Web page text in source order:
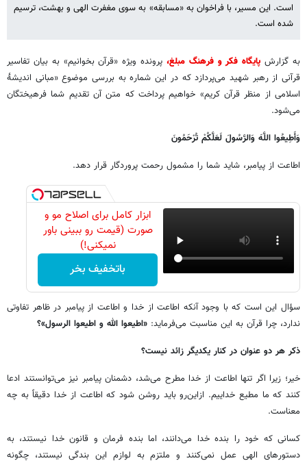
است. این مسیر، با فراخوان به «مسابقه» به سوی مغفرت الهی و بهشت، ترسیم
شده است.
به گزارش پایگاه فکر و فرهنگ مبلغ، پرونده ویژه «قرآن بخوانیم» به بیان تفاسیر
قرآنی از رهبر شهید می‌پردازد که در این شماره به بررسی موضوع «مبانی اندیشهٔ
اسلامی از منظر قرآن کریم» خواهیم پرداخت که متن آن تقدیم شما فرهیختگان
می‌شود.
وَأَطِیعُوا اللَّهَ وَالرَّسُولَ لَعَلَّکُمْ تُرْحَمُونَ
اطاعت از پیامبر، شاید شما را مشمول رحمت پروردگار قرار دهد.
ابزار کامل برای اصلاح مو و
صورت (قیمت رو ببینی باور
نمیکنی!)
باتخفیف بخر
سؤال این است که با وجود آنکه اطاعت از خدا و اطاعت از پیامبر در ظاهر تفاوتی
ندارد، چرا قرآن به این مناسبت می‌فرماید: «اطیعوا الله و اطیعوا الرسول»؟
ذکر هر دو عنوان در کنار یکدیگر زائد نیست؟
خیر؛ زیرا اگر تنها اطاعت از خدا مطرح می‌شد، دشمنان پیامبر نیز می‌توانستند ادعا
کنند که ما مطیع خداییم. ازاین‌رو باید روشن شود که اطاعت از خدا دقیقاً به چه
معناست.
کسانی که خود را بنده خدا می‌دانند، اما بنده فرمان و قانون خدا نیستند، به
دستورهای الهی عمل نمی‌کنند و ملتزم به لوازم این بندگی نیستند، چگونه